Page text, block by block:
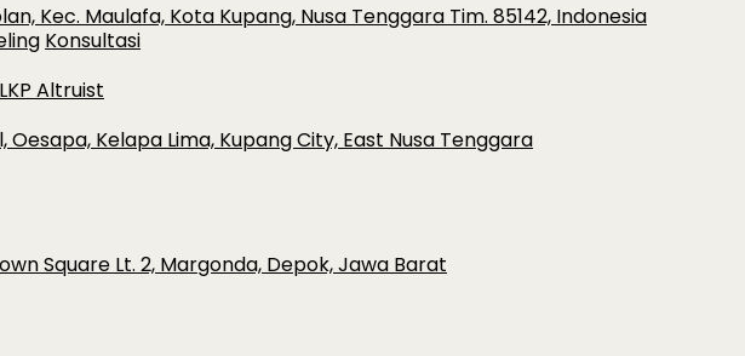
Kec. Maulafa, Kota Kupang, Nusa Tenggara Tim. 85142, Indonesia
Konsultasi
Altruist
Oesapa, Kelapa Lima, Kupang City, East Nusa Tenggara
Square Lt. 2, Margonda, Depok, Jawa Barat